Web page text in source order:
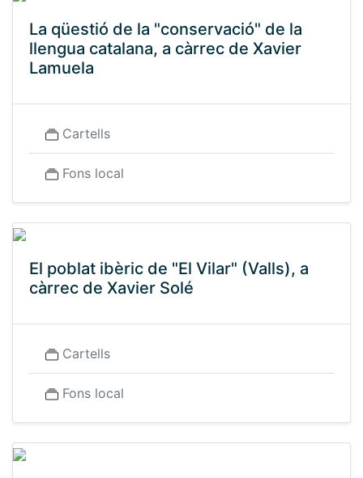
La qüestió de la "conservació" de la
llengua catalana, a càrrec de Xavier
Lamuela
Cartells
Fons local
El poblat ibèric de "El Vilar" (Valls), a
càrrec de Xavier Solé
Cartells
Fons local